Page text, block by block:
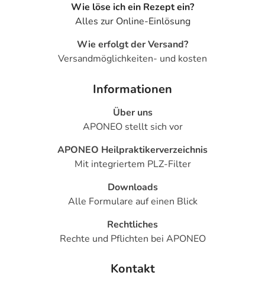
Wie löse ich ein Rezept ein?
Alles zur Online-Einlösung
Wie erfolgt der Versand?
Versandmöglichkeiten- und kosten
Informationen
Über uns
APONEO stellt sich vor
APONEO Heilpraktikerverzeichnis
Mit integriertem PLZ-Filter
Downloads
Alle Formulare auf einen Blick
Rechtliches
Rechte und Pflichten bei APONEO
Kontakt